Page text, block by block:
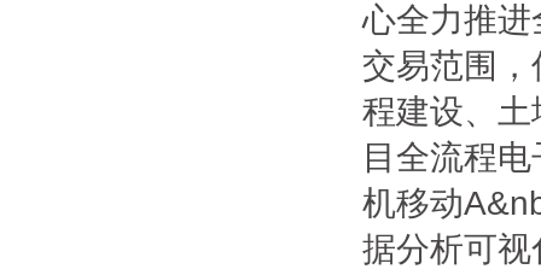
心全力推进
交易范围
程建设、
目全流程
机移动
据分析可